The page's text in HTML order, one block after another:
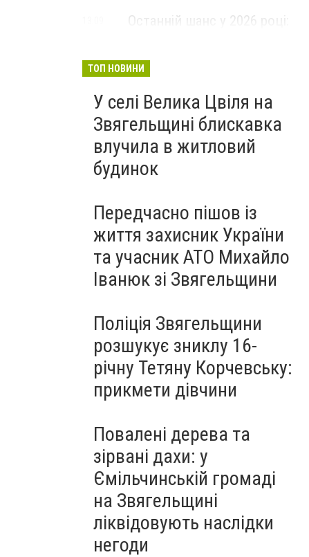
Останній шанс у 2026 році:
майбутніх водійок автобусів
ТОП НОВИНИ
У селі Велика Цвіля на
Звягельщині блискавка
влучила в житловий
будинок
Передчасно пішов із
життя захисник України
та учасник АТО Михайло
Іванюк зі Звягельщини
Поліція Звягельщини
розшукує зниклу 16-
річну Тетяну Корчевську:
прикмети дівчини
Повалені дерева та
зірвані дахи: у
Ємільчинській громаді
на Звягельщині
ліквідовують наслідки
негоди